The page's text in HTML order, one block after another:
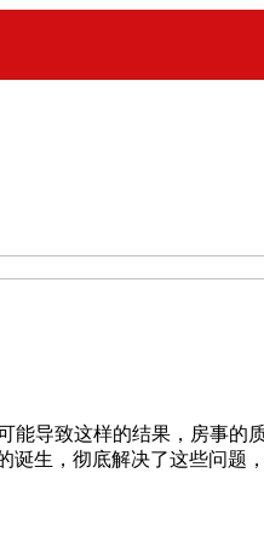
导致这样的结果，房事的
生，彻底解决了这些问题